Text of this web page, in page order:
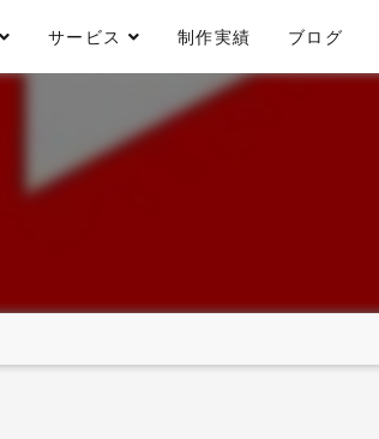
サービス 制作実績 ブログ